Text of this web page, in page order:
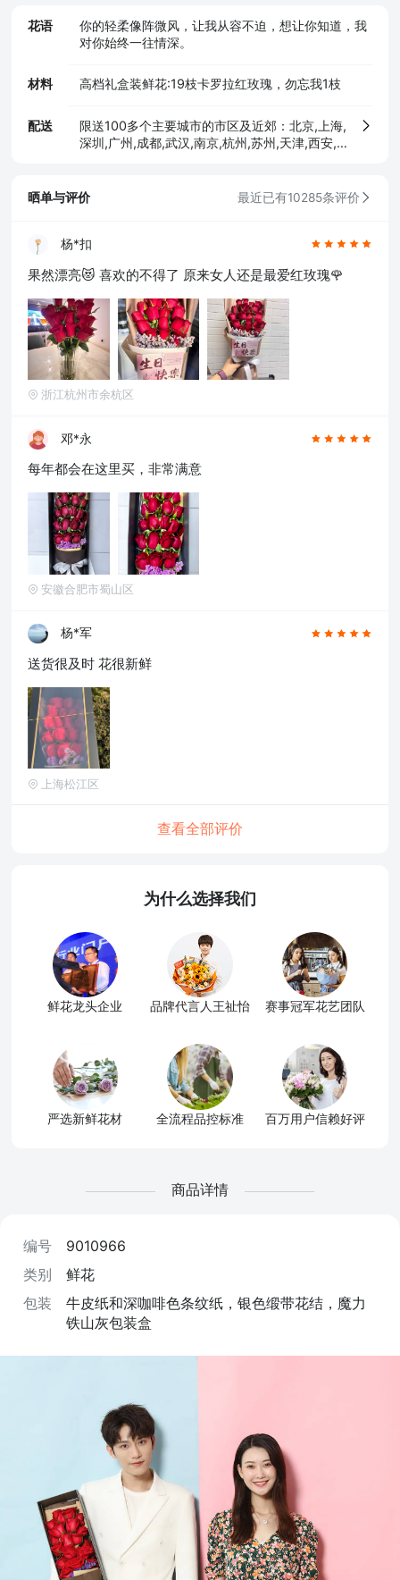
花语
你的轻柔像阵微风，让我从容不迫，想让你知道，我
对你始终一往情深。
材料 高档礼盒装鲜花:19枝卡罗拉红玫瑰，勿忘我1枝
配送
限送100多个主要城市的市区及近郊：北京,上海,
深圳,广州,成都,武汉,南京,杭州,苏州,天津,西安,
齐,贵阳,昆明,福州,长春,南昌,兰州,珠海,南宁,中
坊,镇江,衡阳,包头,赣州,扬州,清远,荆州,莆田,汉
林,吉林,淄博,蚌埠,柳州,遵义,邢台,宜春,漳州,三
亚,宜宾,东营,临沂,德州,开封,大同,龙岩,齐齐哈
尔,连云港,新乡,黄冈,焦作,十堰,驻马店,信阳,牡丹
江,黄石,宝鸡,丹东,阜阳,北海,聊城,锦州,许昌,内
江,萍乡,安庆,承德,商丘,盘锦,乐山,沧州,河源,营
口,平顶山,临汾,韶关,日照,新余,晋城,松原,淮北,
淮南,晋中,潮州,滨州,自贡,六安,株州,濮阳,常熟,
晋江,顺德,江阴,吴江,昆山,义乌,惠阳,银川,温江,
城,仙桃,菏泽
晒单与评价 最近已有10285条评价
杨*扣
果然漂亮😻 喜欢的不得了 原来女人还是最爱红玫瑰🌹
浙江杭州市余杭区
邓*永
每年都会在这里买，非常满意
安徽合肥市蜀山区
杨*军
送货很及时 花很新鲜
上海松江区
查看全部评价
为什么选择我们
鲜花龙头企业 品牌代言人王祉怡 赛事冠军花艺团队
严选新鲜花材 全流程品控标准 百万用户信赖好评
商品详情
编号
9010966
类别
鲜花
包装
牛皮纸和深咖啡色条纹纸，银色缎带花结，魔力
铁山灰包装盒